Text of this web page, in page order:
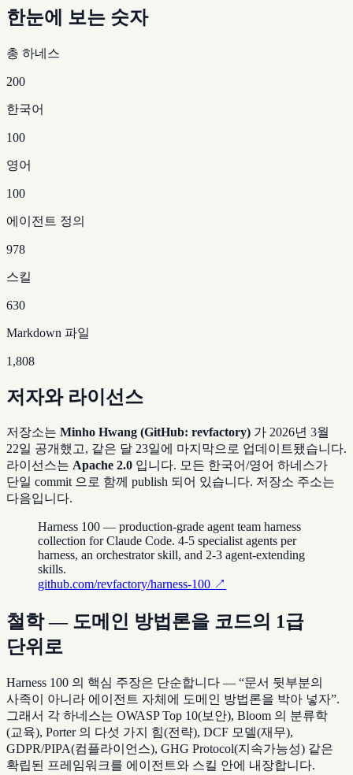
한눈에 보는 숫자
총 하네스
200
한국어
100
영어
100
에이전트 정의
978
스킬
630
Markdown 파일
1,808
저자와 라이선스
저장소는 Minho Hwang (GitHub: revfactory) 가 2026년 3월
22일 공개했고, 같은 달 23일에 마지막으로 업데이트됐습니다.
라이선스는 Apache 2.0 입니다. 모든 한국어/영어 하네스가
단일 commit 으로 함께 publish 되어 있습니다. 저장소 주소는
다음입니다.
Harness 100 — production-grade agent team harness
collection for Claude Code. 4-5 specialist agents per
harness, an orchestrator skill, and 2-3 agent-extending
skills.
github.com/revfactory/harness-100 ↗
철학 — 도메인 방법론을 코드의 1급
단위로
Harness 100 의 핵심 주장은 단순합니다 — “문서 뒷부분의
사족이 아니라 에이전트 자체에 도메인 방법론을 박아 넣자”.
그래서 각 하네스는 OWASP Top 10(보안), Bloom 의 분류학
(교육), Porter 의 다섯 가지 힘(전략), DCF 모델(재무),
GDPR/PIPA(컴플라이언스), GHG Protocol(지속가능성) 같은
확립된 프레임워크를 에이전트와 스킬 안에 내장합니다.